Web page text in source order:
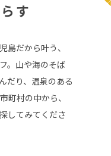
す
島だから叶う、
。山や海のそば
だり、温泉のある
町村の中から、
してみてくださ